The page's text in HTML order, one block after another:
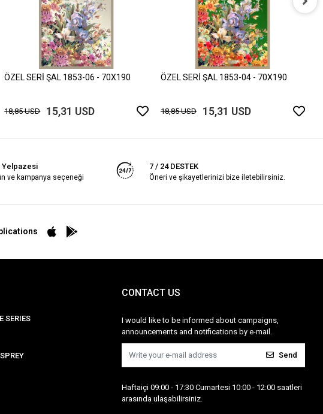
ÖZEL SERİ ŞAL 1853-06 - 70X190
18,85 USD 15,31 USD
ÖZEL SERİ ŞAL 1853-04 - 70X190
18,85 USD 15,31 USD
Yelpazesi
ve kampanya seçeneği
7 / 24 DESTEK
Öneri ve şikayetlerinizi bize iletebilirsiniz.
SERIES
CONTACT US
I would like to be informed about campaigns,
announcements and notifications by e-mail.
Send
Haftaiçi 09:00 - 17:30 Cumartesi 10:00 - 12:00 saatleri
arasında ulaşabilirsiniz.